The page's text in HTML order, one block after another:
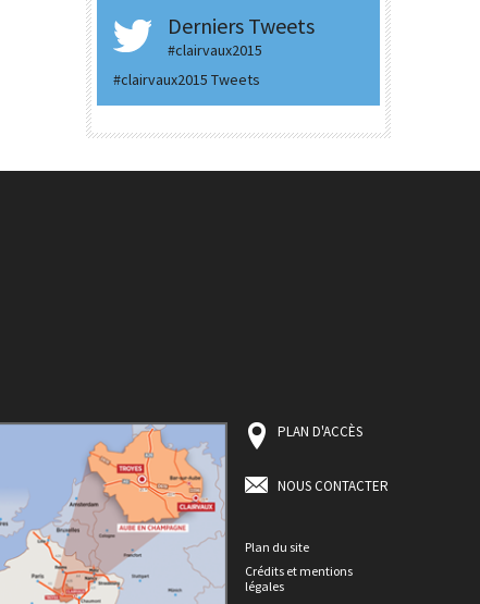
Derniers Tweets
#clairvaux2015
#clairvaux2015 Tweets
PLAN D'ACCÈS
NOUS CONTACTER
Plan du site
Crédits et mentions
légales